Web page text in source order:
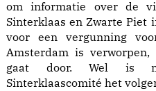
om informatie over de
Sinterklaas en Zwarte Piet
voor een vergunning
Amsterdam is
gaat door. Wel is
Sinterklaascomité het